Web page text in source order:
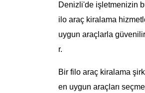
Denizli'de işletmenizin
ilo araç kiralama
uygun araçlarla
r.
Bir filo araç kiralama
en uygun araçları